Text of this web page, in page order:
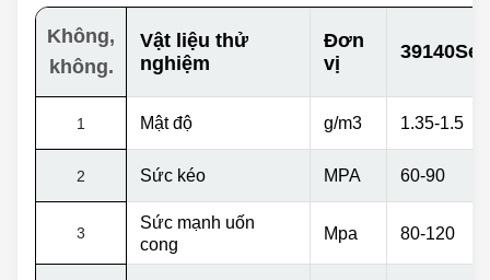
Không,
không.
Vật liệu thử
nghiệm
Đơn
vị
1 Mật độ g/m3 1.35-1.5
2 Sức kéo MPA 60-90
3
Sức mạnh uốn
cong
Mpa 80-120